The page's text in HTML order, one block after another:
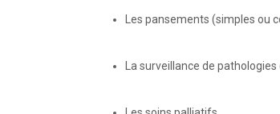
Les pansements (simples ou
La surveillance de